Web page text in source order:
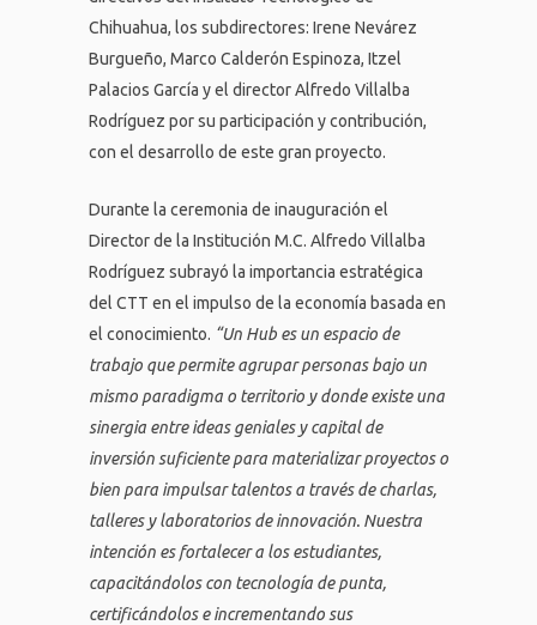
Chihuahua, los subdirectores: Irene Nevárez
Burgueño, Marco Calderón Espinoza, Itzel
Palacios García y el director Alfredo Villalba
Rodríguez por su participación y contribución,
con el desarrollo de este gran proyecto.
Durante la ceremonia de inauguración el
Director de la Institución M.C. Alfredo Villalba
Rodríguez subrayó la importancia estratégica
del CTT en el impulso de la economía basada en
el conocimiento. “Un Hub es un espacio de
trabajo que permite agrupar personas bajo un
mismo paradigma o territorio y donde existe una
sinergia entre ideas geniales y capital de
inversión suficiente para materializar proyectos o
bien para impulsar talentos a través de charlas,
talleres y laboratorios de innovación. Nuestra
intención es fortalecer a los estudiantes,
capacitándolos con tecnología de punta,
certificándolos e incrementando sus